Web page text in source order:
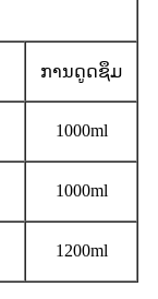
ການດູດຊຶມ
1000ml
1000ml
1200ml